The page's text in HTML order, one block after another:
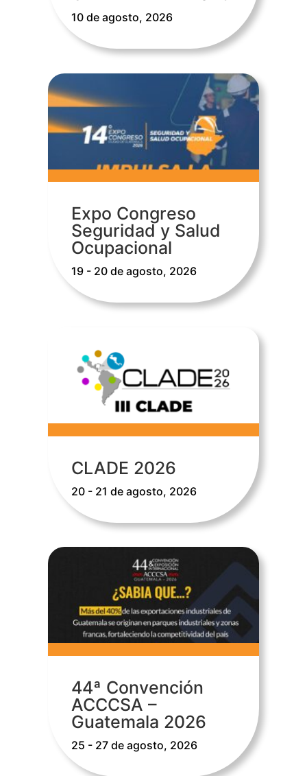
10 de agosto, 2026
Expo Congreso
Seguridad y Salud
Ocupacional
19 - 20 de agosto, 2026
CLADE 2026
20 - 21 de agosto, 2026
44ª Convención
ACCCSA –
Guatemala 2026
25 - 27 de agosto, 2026